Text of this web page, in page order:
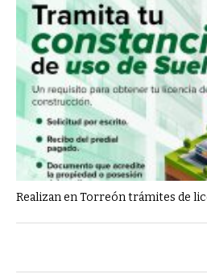
Realizan en Torreón trámites de